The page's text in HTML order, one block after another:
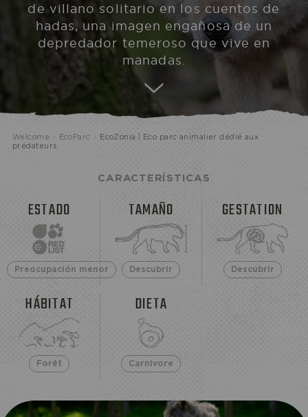
de villano solitario en los cuentos de
hadas, una imagen engañosa de un
depredador temeroso que vive en
manadas.
Welcome › EcoParc ›
EcoZonia | Eco parc animalier dédié aux
prédateurs
CARACTERÍSTICAS
ESTADO
Preocupación menor
TAMAÑO
Descubrir
GESTATION
Descubrir
HÁBITAT
Forêt
DIETA
Carnivore
ECOPARQUE